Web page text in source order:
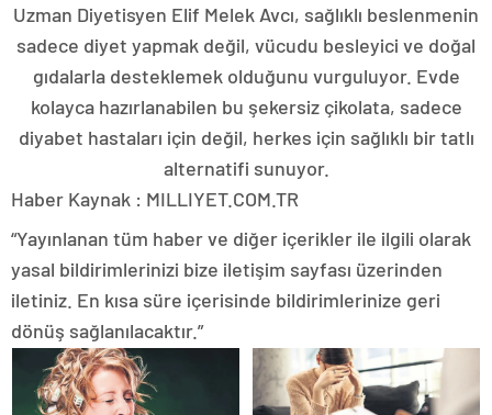
Uzman Diyetisyen Elif Melek Avcı, sağlıklı beslenmenin
sadece diyet yapmak değil, vücudu besleyici ve doğal
gıdalarla desteklemek olduğunu vurguluyor. Evde
kolayca hazırlanabilen bu şekersiz çikolata, sadece
diyabet hastaları için değil, herkes için sağlıklı bir tatlı
alternatifi sunuyor.
Haber Kaynak : MILLIYET.COM.TR
“Yayınlanan tüm haber ve diğer içerikler ile ilgili olarak
yasal bildirimlerinizi bize iletişim sayfası üzerinden
iletiniz. En kısa süre içerisinde bildirimlerinize geri
dönüş sağlanılacaktır.”